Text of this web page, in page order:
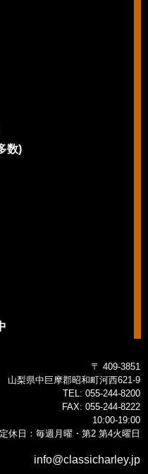
数)
〒 409-3851
山梨県中巨摩郡昭和町河西621-9
TEL: 055-244-8200
FAX: 055-244-8222
10:00-19:00
定休日：毎週月曜・第2 第4火曜日
info@classicharley.jp